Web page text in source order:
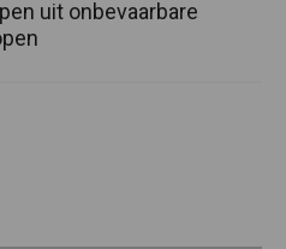
uit onbevaarbare